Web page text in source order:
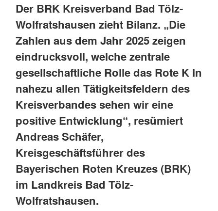
Der BRK Kreisverband Bad Tölz-
Wolfratshausen zieht Bilanz. „Die
Zahlen aus dem Jahr 2025 zeigen
eindrucksvoll, welche zentrale
gesellschaftliche Rolle das Rote K In
nahezu allen Tätigkeitsfeldern des
Kreisverbandes sehen wir eine
positive Entwicklung“, resümiert
Andreas Schäfer,
Kreisgeschäftsführer des
Bayerischen Roten Kreuzes (BRK)
im Landkreis Bad Tölz-
Wolfratshausen.